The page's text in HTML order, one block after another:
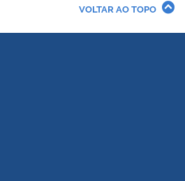
VOLTAR AO TOPO